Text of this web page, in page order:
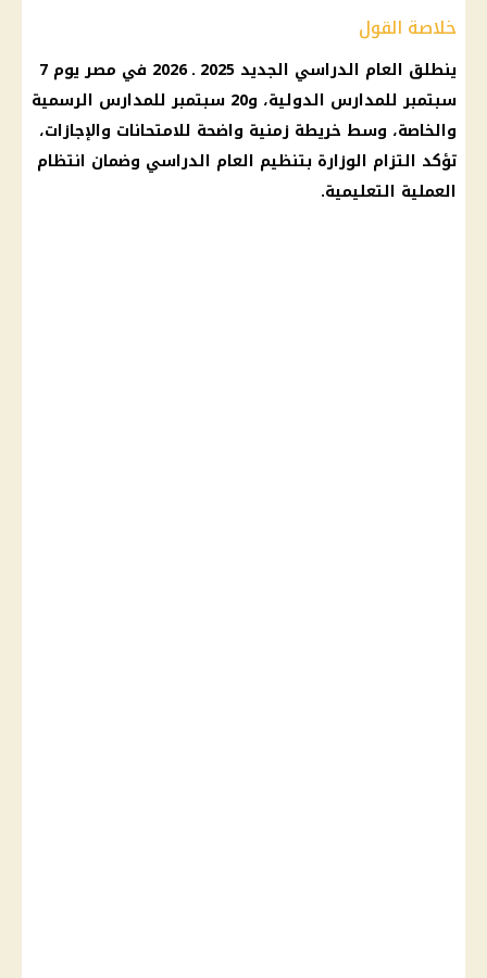
خلاصة القول
ينطلق العام الدراسي الجديد 2025 ـ 2026
في مصر يوم 7
سبتمبر للمدارس الدولية، و20 سبتمبر للمدارس الرسمية
والخاصة، وسط خريطة زمنية واضحة للامتحانات والإجازات،
تؤكد التزام الوزارة بتنظيم العام الدراسي وضمان انتظام
العملية التعليمية.